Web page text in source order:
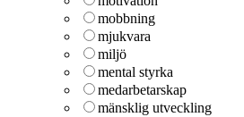
mobbning
mjukvara
miljö
mental styrka
medarbetarskap
mänsklig utveckling